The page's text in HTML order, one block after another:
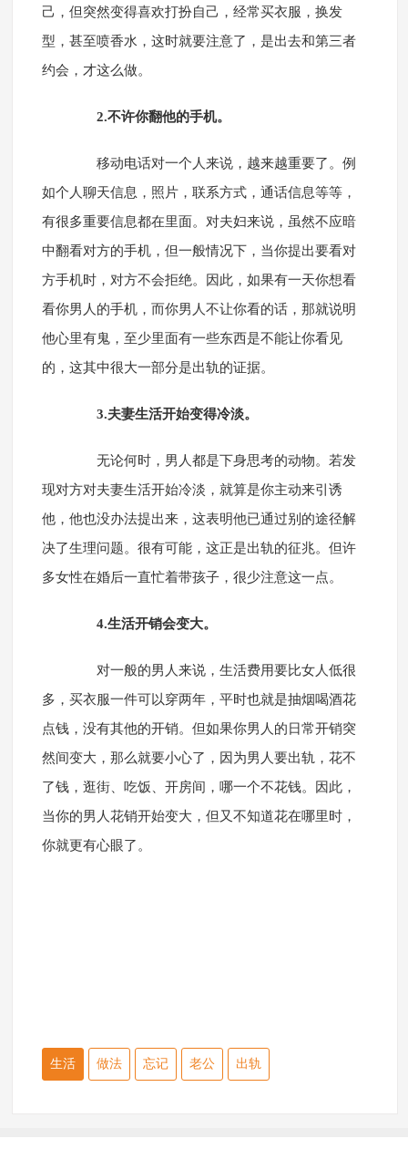
己，但突然变得喜欢打扮自己，经常买衣服，换发
型，甚至喷香水，这时就要注意了，是出去和第三者
约会，才这么做。
2.不许你翻他的手机。
移动电话对一个人来说，越来越重要了。例
如个人聊天信息，照片，联系方式，通话信息等等，
有很多重要信息都在里面。对夫妇来说，虽然不应暗
中翻看对方的手机，但一般情况下，当你提出要看对
方手机时，对方不会拒绝。因此，如果有一天你想看
看你男人的手机，而你男人不让你看的话，那就说明
他心里有鬼，至少里面有一些东西是不能让你看见
的，这其中很大一部分是出轨的证据。
3.夫妻生活开始变得冷淡。
无论何时，男人都是下身思考的动物。若发
现对方对夫妻生活开始冷淡，就算是你主动来引诱
他，他也没办法提出来，这表明他已通过别的途径解
决了生理问题。很有可能，这正是出轨的征兆。但许
多女性在婚后一直忙着带孩子，很少注意这一点。
4.生活开销会变大。
对一般的男人来说，生活费用要比女人低很
多，买衣服一件可以穿两年，平时也就是抽烟喝酒花
点钱，没有其他的开销。但如果你男人的日常开销突
然间变大，那么就要小心了，因为男人要出轨，花不
了钱，逛街、吃饭、开房间，哪一个不花钱。因此，
当你的男人花销开始变大，但又不知道花在哪里时，
你就更有心眼了。
生活 做法 忘记 老公 出轨